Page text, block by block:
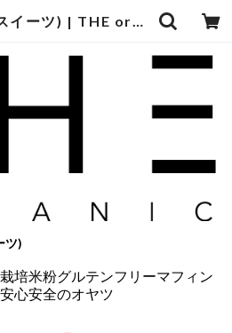
SWEETS (スイーツ) | THE organic グルテンフリーヴィーガン スイーツ 専門通販 お取り寄せ
ツ)
培米粉グルテンフリーマフィン
心安全のオヤツ